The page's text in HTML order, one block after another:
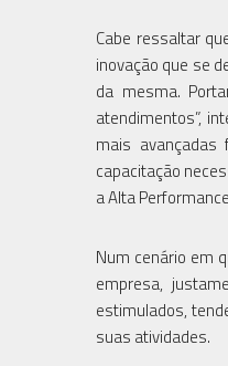
Cabe ressaltar
inovação que se
da mesma.
atendimentos”,
mais
capacitação
a Alta
Num cenário em
empresa,
estimulados,
suas atividades.